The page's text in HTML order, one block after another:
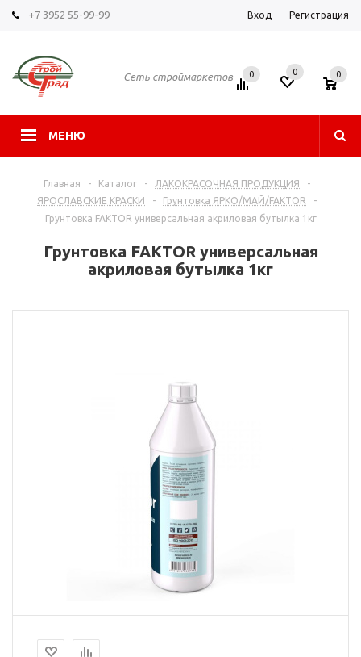
+7 3952 55-99-99 Вход Регистрация
Сеть строймаркетов
МЕНЮ
0 0 0
Главная - Каталог - ЛАКОКРАСОЧНАЯ ПРОДУКЦИЯ
-
ЯРОСЛАВСКИЕ КРАСКИ
- Грунтовка ЯРКО/МАЙ/FAKTOR
-
Грунтовка FAKTOR универсальная акриловая бутылка 1кг
Грунтовка FAKTOR универсальная
акриловая бутылка 1кг